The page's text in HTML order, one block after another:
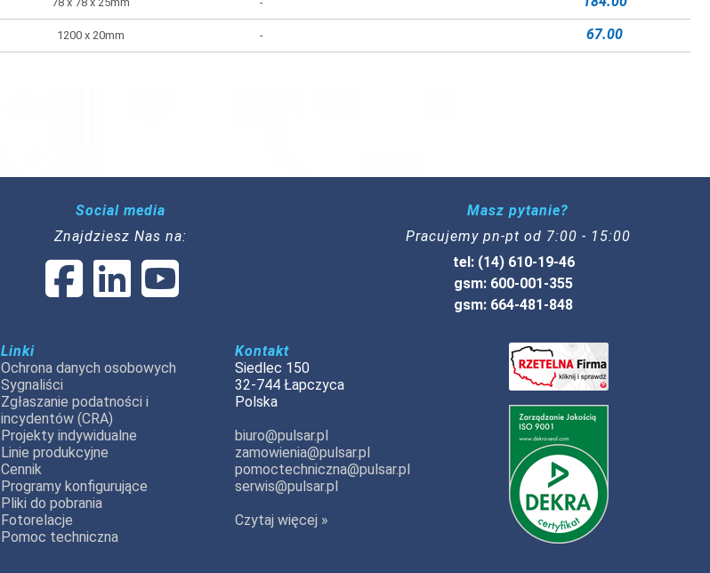
1200 x 20mm - 67.00
Social media
Znajdziesz Nas na:
Masz pytanie?
Pracujemy pn-pt od 7:00 - 15:00
tel: (14) 610-19-46
gsm: 600-001-355
gsm: 664-481-848
Linki
Ochrona danych osobowych
Sygnaliści
Zgłaszanie podatności i
incydentów (CRA)
Projekty indywidualne
Linie produkcyjne
Cennik
Programy konfigurujące
Pliki do pobrania
Fotorelacje
Pomoc techniczna
Kontakt
Siedlec 150
32-744 Łapczyca
Polska
biuro@pulsar.pl
zamowienia@pulsar.pl
pomoctechniczna@pulsar.pl
serwis@pulsar.pl
Czytaj więcej »